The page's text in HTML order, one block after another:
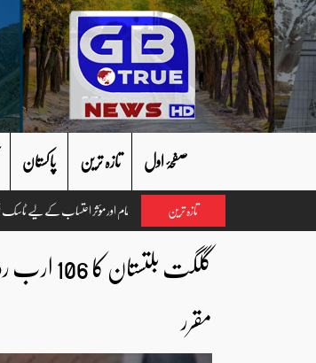
صفحۂ اول تازہ ترین پاکستان
تازہ ترین
مقرر